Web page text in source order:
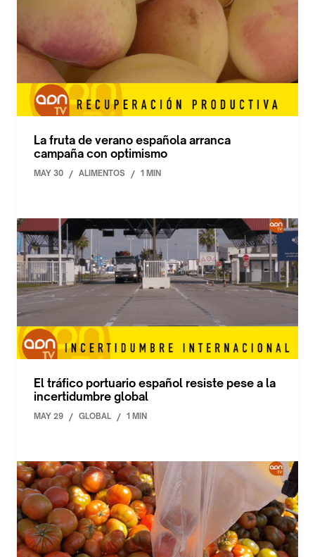
La fruta de verano española arranca
campaña con optimismo
MAY 30 / ALIMENTOS / 1 MIN
El tráfico portuario español resiste pese a la
incertidumbre global
MAY 29 / GLOBAL / 1 MIN